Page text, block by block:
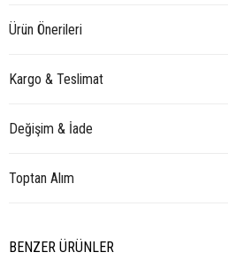
Ürün Önerileri
Kargo & Teslimat
Değişim & İade
Toptan Alım
BENZER ÜRÜNLER